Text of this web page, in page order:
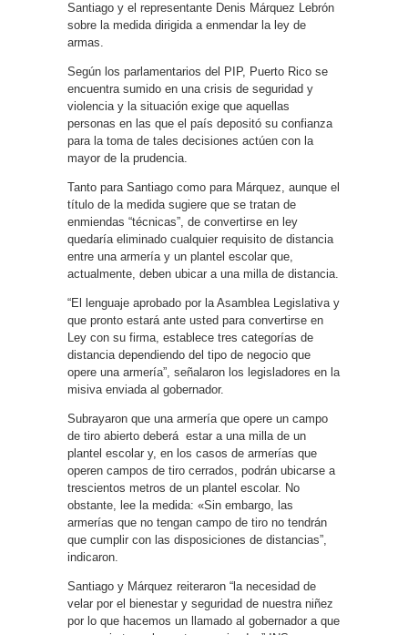
Santiago y el representante Denis Márquez Lebrón
sobre la medida dirigida a enmendar la ley de
armas.
Según los parlamentarios del PIP, Puerto Rico se
encuentra sumido en una crisis de seguridad y
violencia y la situación exige que aquellas
personas en las que el país depositó su confianza
para la toma de tales decisiones actúen con la
mayor de la prudencia.
Tanto para Santiago como para Márquez, aunque el
título de la medida sugiere que se tratan de
enmiendas “técnicas”, de convertirse en ley
quedaría eliminado cualquier requisito de distancia
entre una armería y un plantel escolar que,
actualmente, deben ubicar a una milla de distancia.
“El lenguaje aprobado por la Asamblea Legislativa y
que pronto estará ante usted para convertirse en
Ley con su firma, establece tres categorías de
distancia dependiendo del tipo de negocio que
opere una armería”, señalaron los legisladores en la
misiva enviada al gobernador.
Subrayaron que una armería que opere un campo
de tiro abierto deberá estar a una milla de un
plantel escolar y, en los casos de armerías que
operen campos de tiro cerrados, podrán ubicarse a
trescientos metros de un plantel escolar. No
obstante, lee la medida: «Sin embargo, las
armerías que no tengan campo de tiro no tendrán
que cumplir con las disposiciones de distancias”,
indicaron.
Santiago y Márquez reiteraron “la necesidad de
velar por el bienestar y seguridad de nuestra niñez
por lo que hacemos un llamado al gobernador a que